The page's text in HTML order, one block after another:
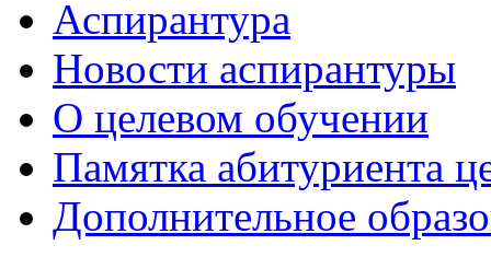
Аспирантура
Новости аспирантуры
О целевом обучении
Памятка абитуриента
Дополнительное